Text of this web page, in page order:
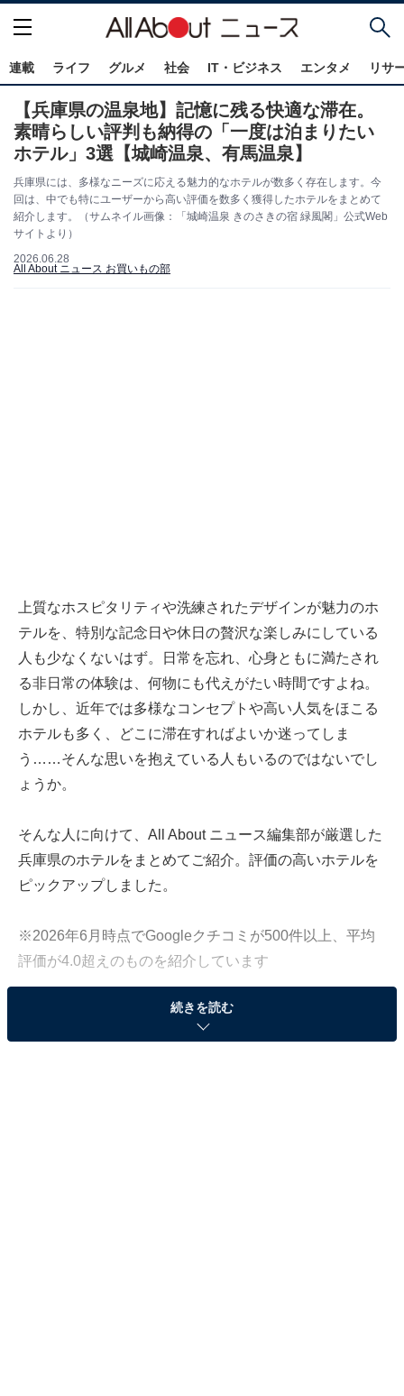
連載 ライフ グルメ 社会 IT・ビジネス エンタメ リサ
【兵庫県の温泉地】記憶に残る快適な滞在。
素晴らしい評判も納得の「一度は泊まりたい
ホテル」3選【城崎温泉、有馬温泉】
兵庫県には、多様なニーズに応える魅力的なホテルが数多く存在します。今
回は、中でも特にユーザーから高い評価を数多く獲得したホテルをまとめて
紹介します。（サムネイル画像：「城崎温泉 きのさきの宿 緑風閣」公式Web
サイトより）
2026.06.28
All About ニュース お買いもの部
上質なホスピタリティや洗練されたデザインが魅力のホ
テルを、特別な記念日や休日の贅沢な楽しみにしている
人も少なくないはず。日常を忘れ、心身ともに満たされ
る非日常の体験は、何物にも代えがたい時間ですよね。
しかし、近年では多様なコンセプトや高い人気をほこる
ホテルも多く、どこに滞在すればよいか迷ってしま
う……そんな思いを抱えている人もいるのではないでし
ょうか。
そんな人に向けて、All About ニュース編集部が厳選した
兵庫県のホテルをまとめてご紹介。評価の高いホテルを
ピックアップしました。
※2026年6月時点でGoogleクチコミが500件以上、平均
評価が4.0超えのものを紹介しています
この記事の執筆者： All About ニュース お買
いもの部
続きを読む